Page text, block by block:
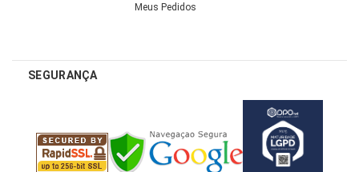
Meus Pedidos
SEGURANÇA